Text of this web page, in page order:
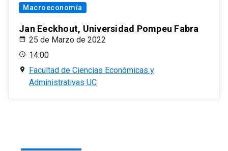
Macroeconomía
Jan Eeckhout, Universidad Pompeu Fabra
25 de Marzo de 2022
14:00
Facultad de Ciencias Económicas y
Administrativas UC